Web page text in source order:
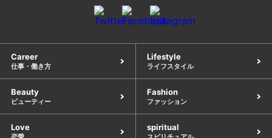
Career
仕事・働き方
Lifestyle
ライフスタイル
Beauty
ビューティー
Fashion
ファッション
Love spiritual